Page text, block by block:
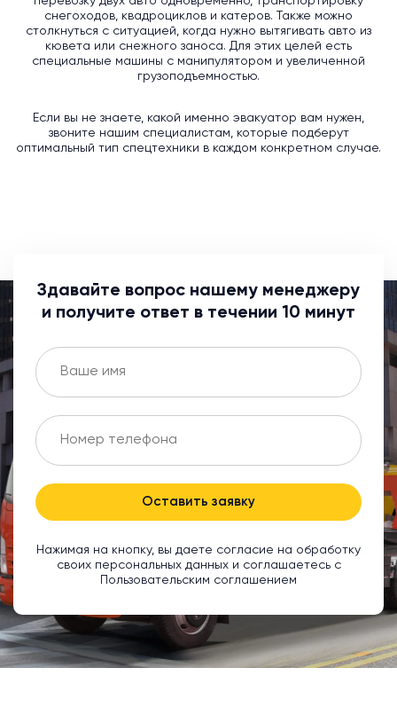
снегоходов, квадроциклов и катеров. Также можно
столкнуться с ситуацией, когда нужно вытягивать авто из
кювета или снежного заноса. Для этих целей есть
специальные машины с манипулятором и увеличенной
грузоподъемностью.
Если вы не знаете, какой именно эвакуатор вам нужен,
звоните нашим специалистам, которые подберут
оптимальный тип спецтехники в каждом конкретном случае.
Здавайте вопрос нашему менеджеру
и получите ответ в течении 10 минут
Оставить заявку
Нажимая на кнопку, вы даете согласие на обработку
своих персональных данных и соглашаетесь с
Пользовательским соглашением